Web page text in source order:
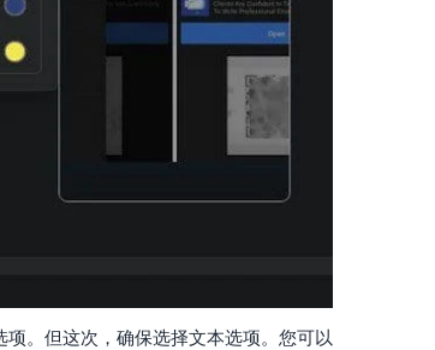
。但这次，确保选择文本选项。您可以